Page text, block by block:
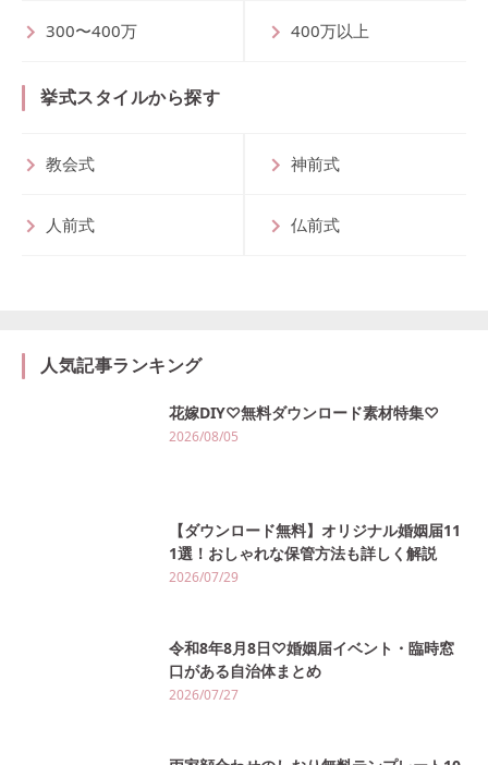
300〜400万 400万以上
挙式スタイルから探す
教会式 神前式
人前式 仏前式
人気記事ランキング
花嫁DIY♡無料ダウンロード素材特集♡
2026/08/05
【ダウンロード無料】オリジナル婚姻届11
1選！おしゃれな保管方法も詳しく解説
2026/07/29
令和8年8月8日♡婚姻届イベント・臨時窓
口がある自治体まとめ
2026/07/27